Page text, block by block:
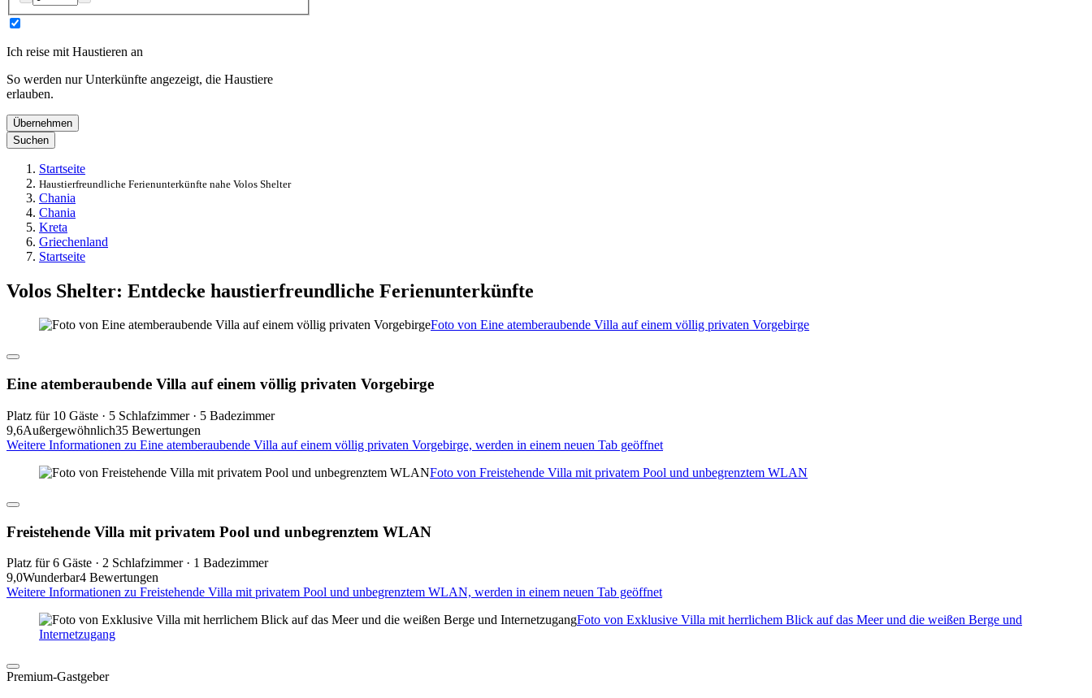
Ich reise mit Haustieren an
So werden nur Unterkünfte angezeigt, die Haustiere
erlauben.
Übernehmen
Suchen
Startseite
Haustierfreundliche Ferienunterkünfte nahe Volos Shelter
Chania
Chania
Kreta
Griechenland
Startseite
Volos Shelter: Entdecke haustierfreundliche Ferienunterkünfte
Foto von Eine atemberaubende Villa auf einem völlig privaten Vorgebirge
Eine atemberaubende Villa auf einem völlig privaten Vorgebirge
Platz für 10 Gäste · 5 Schlafzimmer · 5 Badezimmer
9,6Außergewöhnlich35 Bewertungen
Weitere Informationen zu Eine atemberaubende Villa auf einem völlig privaten Vorgebirge, werden in einem neuen Tab geöffnet
Foto von Freistehende Villa mit privatem Pool und unbegrenztem WLAN
Freistehende Villa mit privatem Pool und unbegrenztem WLAN
Platz für 6 Gäste · 2 Schlafzimmer · 1 Badezimmer
9,0Wunderbar4 Bewertungen
Weitere Informationen zu Freistehende Villa mit privatem Pool und unbegrenztem WLAN, werden in einem neuen Tab geöffnet
Foto von Exklusive Villa mit herrlichem Blick auf das Meer und die weißen Berge und
Internetzugang
Premium-Gastgeber